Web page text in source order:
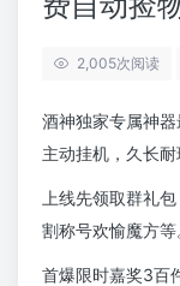
2,005次阅读
酒神独家专属神
主动挂机，久长耐
上线先领取群礼
割称号欢愉魔方等
首爆限时嘉奖3百